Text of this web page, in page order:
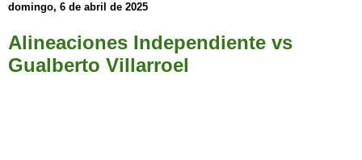
domingo, 6 de abril de 2025
Alineaciones Independiente vs
Gualberto Villarroel